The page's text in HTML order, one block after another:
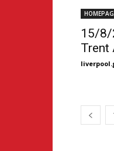
15/8/
Trent